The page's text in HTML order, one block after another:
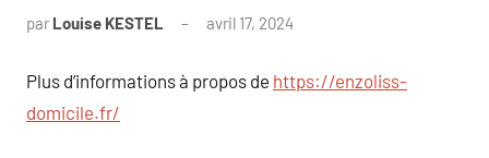
par Louise KESTEL avril 17, 2024
Plus d’informations à propos de https://enzoliss-
domicile.fr/